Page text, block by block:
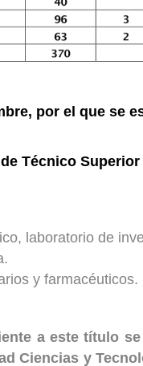
por el que se
Técnico
laboratorio de
y farmacéuticos.
a este título
Ciencias y